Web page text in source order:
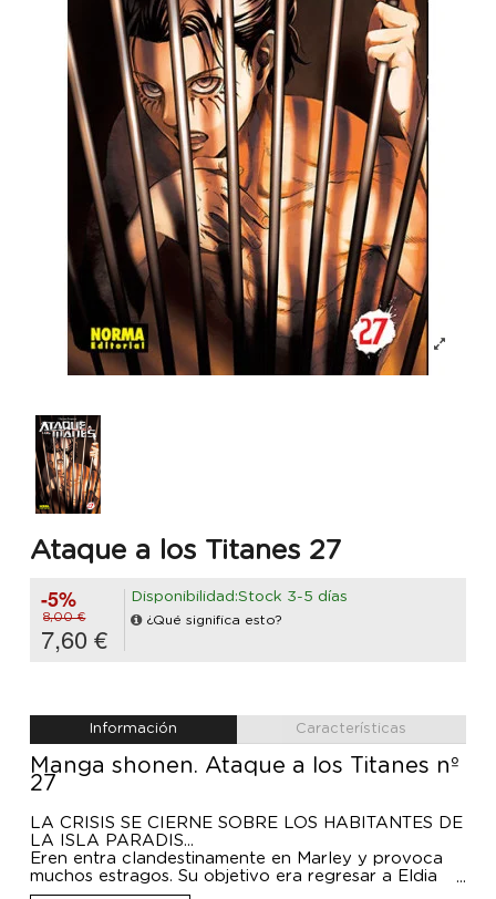
Ataque a los Titanes 27
-5%
8,00 €
7,60 €
Disponibilidad:Stock 3-5 días
¿Qué significa esto?
Información Características
Manga shonen. Ataque a los Titanes nº
27
LA CRISIS SE CIERNE SOBRE LOS HABITANTES DE
LA ISLA PARADIS...
Eren entra clandestinamente en Marley y provoca
muchos estragos. Su objetivo era regresar a Eldia
con Zeke. Al acogerle, como tiene sangre real, los